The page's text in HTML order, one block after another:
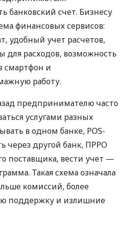
банковский счет. Бизнесу
финансовых сервисов:
удобный учет расчетов,
для расходов, возможность
смартфон и
работу.
предпринимателю часто
услугами разных
в одном банке, POS-
через другой банк, ПРРО
поставщика, вести учет —
Такая схема означала
комиссий, более
поддержку и излишние